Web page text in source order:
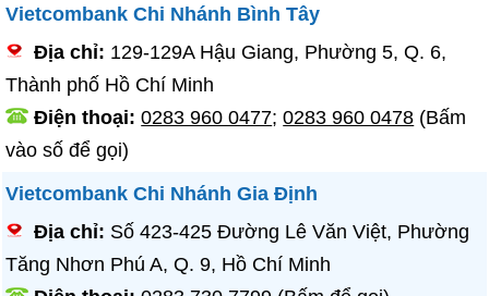
Vietcombank Chi Nhánh Bình Tây
Địa chỉ: 129-129A Hậu Giang, Phường 5, Q. 6,
Thành phố Hồ Chí Minh
Điện thoại:0283 960 0477;0283 960 0478 (Bấm
vào số để gọi)
Vietcombank Chi Nhánh Gia Định
Địa chỉ: Số 423-425 Đường Lê Văn Việt, Phường
Tăng Nhơn Phú A, Q. 9, Hồ Chí Minh